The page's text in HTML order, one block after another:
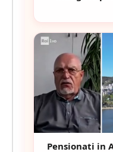
Turista
davanti
le